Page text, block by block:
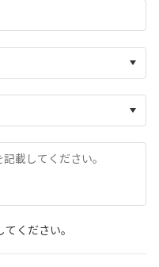
ください。